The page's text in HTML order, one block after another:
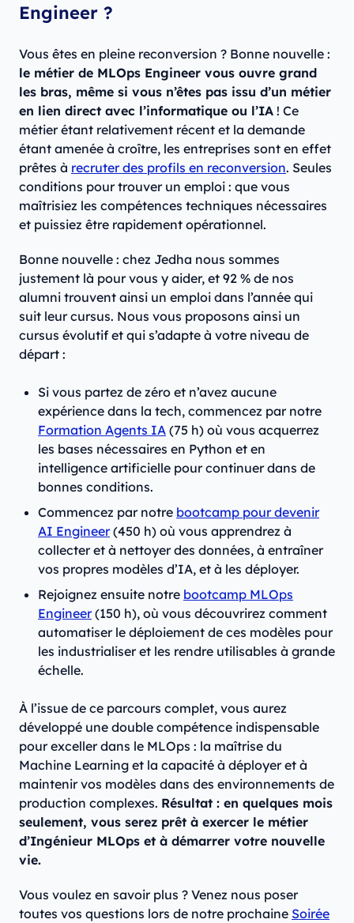
Engineer ?
Vous êtes en pleine reconversion ? Bonne nouvelle :
le métier de MLOps Engineer vous ouvre grand
les bras, même si vous n’êtes pas issu d’un métier
en lien direct avec l’informatique ou l’IA ! Ce
métier étant relativement récent et la demande
étant amenée à croître, les entreprises sont en effet
prêtes à recruter des profils en reconversion. Seules
conditions pour trouver un emploi : que vous
maîtrisiez les compétences techniques nécessaires
et puissiez être rapidement opérationnel.
Bonne nouvelle : chez Jedha nous sommes
justement là pour vous y aider, et 92 % de nos
alumni trouvent ainsi un emploi dans l’année qui
suit leur cursus. Nous vous proposons ainsi un
cursus évolutif et qui s’adapte à votre niveau de
départ :
Si vous partez de zéro et n’avez aucune
expérience dans la tech, commencez par notre
Formation Agents IA (75 h) où vous acquerrez
les bases nécessaires en Python et en
intelligence artificielle pour continuer dans de
bonnes conditions.
Commencez par notre bootcamp pour devenir
AI Engineer(450 h) où vous apprendrez à
collecter et à nettoyer des données, à entraîner
vos propres modèles d’IA, et à les déployer.
Rejoignez ensuite notre bootcamp MLOps
Engineer(150 h), où vous découvrirez comment
automatiser le déploiement de ces modèles pour
les industrialiser et les rendre utilisables à grande
échelle.
À l’issue de ce parcours complet, vous aurez
développé une double compétence indispensable
pour exceller dans le MLOps : la maîtrise du
Machine Learning et la capacité à déployer et à
maintenir vos modèles dans des environnements de
production complexes. Résultat : en quelques mois
seulement, vous serez prêt à exercer le métier
d’Ingénieur MLOps et à démarrer votre nouvelle
vie.
Vous voulez en savoir plus ? Venez nous poser
toutes vos questions lors de notre prochaine Soirée